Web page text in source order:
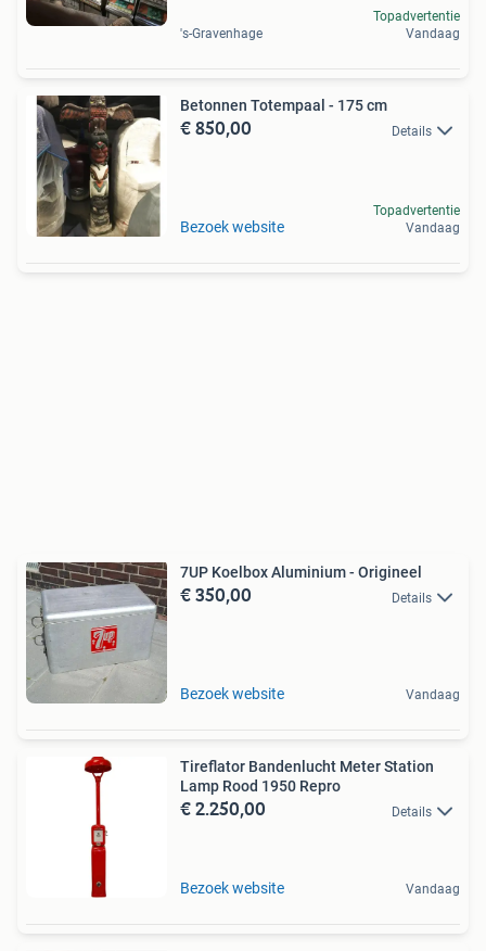
's-Gravenhage
Topadvertentie
Vandaag
Betonnen Totempaal - 175 cm
€ 850,00 Details
Bezoek website
Topadvertentie
Vandaag
7UP Koelbox Aluminium - Origineel
€ 350,00 Details
Bezoek website Vandaag
Tireflator Bandenlucht Meter Station
Lamp Rood 1950 Repro
€ 2.250,00 Details
Bezoek website Vandaag